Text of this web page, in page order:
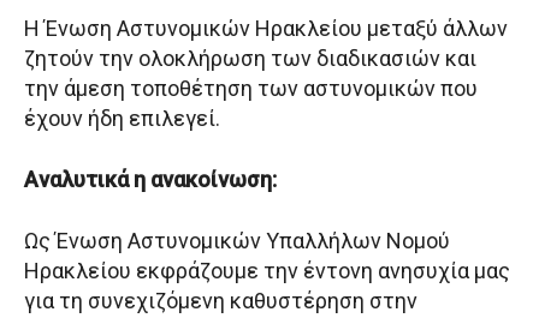
Η Ένωση Αστυνομικών Ηρακλείου μεταξύ άλλων
ζητούν την ολοκλήρωση των διαδικασιών και
την άμεση τοποθέτηση των αστυνομικών που
έχουν ήδη επιλεγεί.
Αναλυτικά η ανακοίνωση:
Ως Ένωση Αστυνομικών Υπαλλήλων Νομού
Ηρακλείου εκφράζουμε την έντονη ανησυχία μας
για τη συνεχιζόμενη καθυστέρηση στην